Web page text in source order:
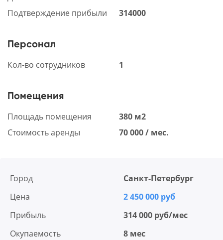
Подтверждение прибыли
314000
Персонал
Кол-во сотрудников 1
Помещения
Площадь помещения
380 м2
Стоимость аренды
70 000 / мес.
Город
Санкт-Петербург
Цена
2 450 000 руб
Прибыль
314 000 руб/мес
Окупаемость
8 мес